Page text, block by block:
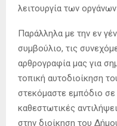
λειτουργία των
Παράλληλα με την εν
συμβούλιο, τις
αρθρογραφία μας για
τοπική αυτοδιοίκηση
στεκόμαστε εμπόδιο σε
καθεστωτικές
στην διοίκηση του